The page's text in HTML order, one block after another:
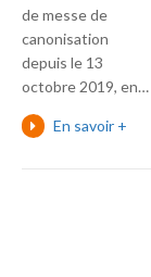
de messe de
canonisation
depuis le 13
octobre 2019, en…
En savoir +